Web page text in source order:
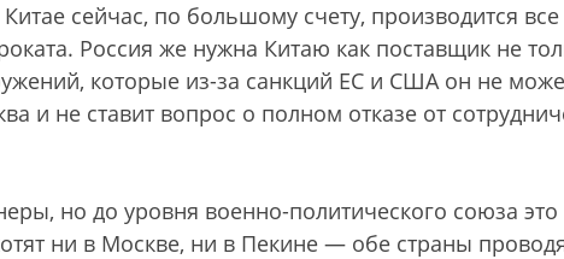
сейчас, по большому счету, производится
Россия же нужна Китаю как поставщик не
которые из-за санкций ЕС и США он не
и не ставит вопрос о полном отказе от
но до уровня военно-политического союза это
ни в Москве, ни в Пекине — обе страны